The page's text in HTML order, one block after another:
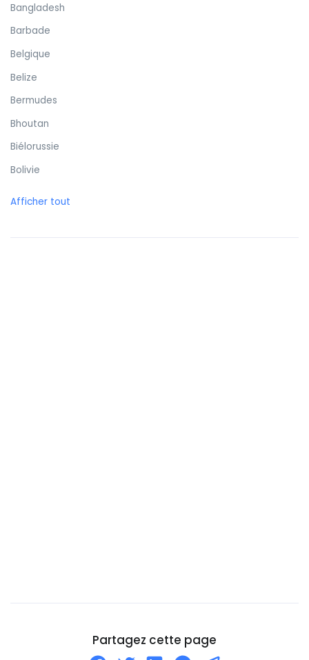
Bangladesh
Barbade
Belgique
Belize
Bermudes
Bhoutan
Biélorussie
Bolivie
Botswana
Afficher tout
Partagez cette page